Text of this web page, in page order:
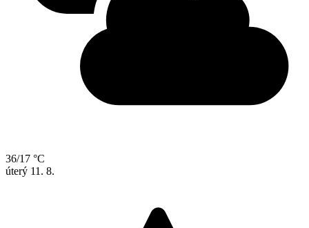
36/17 °C
úterý 11. 8.